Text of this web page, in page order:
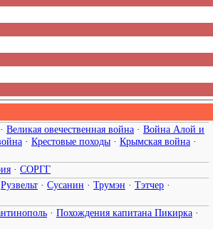
· Великая овечественная война · Война Алой и
· Крестовые походы · Крымская война ·
· СОРГГ
Рузвельт · Сусанин · Трумэн · Тэтчер ·
· Похождения капитана Пикирка ·